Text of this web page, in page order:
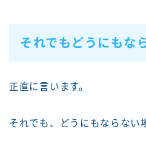
それでもどうにもな
正直に言います。
それでも、どうにもならない